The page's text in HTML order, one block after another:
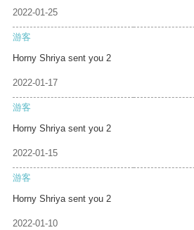
2022-01-25
游客
Horny Shriya sent you 2
2022-01-17
游客
Horny Shriya sent you 2
2022-01-15
游客
Horny Shriya sent you 2
2022-01-10